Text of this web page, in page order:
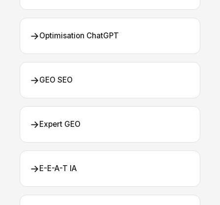
→Optimisation ChatGPT
→GEO SEO
→Expert GEO
→E-E-A-T IA